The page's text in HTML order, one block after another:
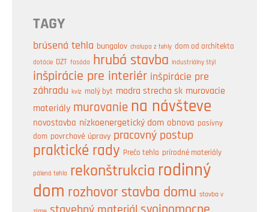
TAGY
brúsená tehla bungalov chalupa z tehly dom od architekta
dotácie DZT fasáda hrubá stavba industriálny štýl
inšpirácie pre interiér inšpirácie pre
záhradu
kvíz malý byt modra strecha sk murovacie
materiály murovanie na návšteve
novostavba nízkoenergetický dom obnova pasívny
dom povrchové úpravy pracovný postup
praktické rady Prečo tehla prírodné materiály
pálená tehla rekonštrukcia rodinný
dom rozhovor stavba domu stavba v